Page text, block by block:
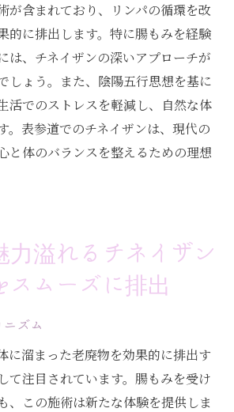
が含まれており、リンパの循環を改
的に排出します。特に腸もみを経験
は、チネイザンの深いアプローチが
しょう。また、陰陽五行思想を基に
活でのストレスを軽減し、自然な体
。表参道でのチネイザンは、現代の
と体のバランスを整えるための理想
力溢れるチネイザン
スムーズに排出
ズム
に溜まった老廃物を効果的に排出す
て注目されています。腸もみを受け
、この施術は新たな体験を提供しま